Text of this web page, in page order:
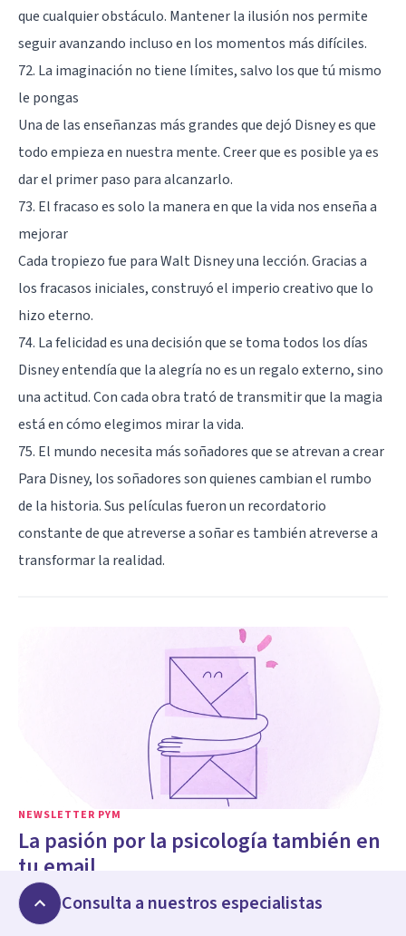
que cualquier obstáculo. Mantener la ilusión nos permite
seguir avanzando incluso en los momentos más difíciles.
72. La imaginación no tiene límites, salvo los que tú mismo
le pongas
Una de las enseñanzas más grandes que dejó Disney es que
todo empieza en nuestra mente. Creer que es posible ya es
dar el primer paso para alcanzarlo.
73. El fracaso es solo la manera en que la vida nos enseña a
mejorar
Cada tropiezo fue para Walt Disney una lección. Gracias a
los fracasos iniciales, construyó el imperio creativo que lo
hizo eterno.
74. La felicidad es una decisión que se toma todos los días
Disney entendía que la alegría no es un regalo externo, sino
una actitud. Con cada obra trató de transmitir que la magia
está en cómo elegimos mirar la vida.
75. El mundo necesita más soñadores que se atrevan a crear
Para Disney, los soñadores son quienes cambian el rumbo
de la historia. Sus películas fueron un recordatorio
constante de que atreverse a soñar es también atreverse a
transformar la realidad.
NEWSLETTER PYM
La pasión por la psicología también en
tu email
Únete y recibe artículos y contenidos exclusivos
Consulta a nuestros especialistas